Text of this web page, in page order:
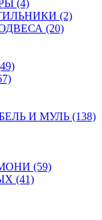
(4)
(2)
(20)
И МУЛЬ (138)
(59)
(41)